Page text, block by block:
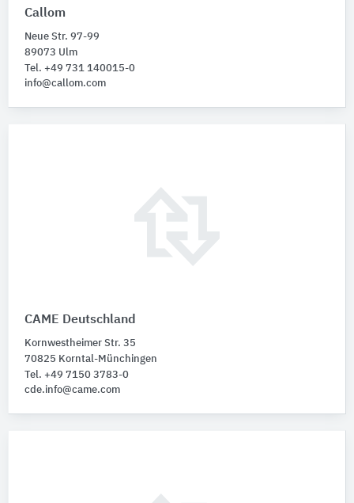
Callom
Neue Str. 97-99
89073 Ulm
Tel. +49 731 140015-0
info@callom.com
CAME Deutschland
Kornwestheimer Str. 35
70825 Korntal-Münchingen
Tel. +49 7150 3783-0
cde.info@came.com